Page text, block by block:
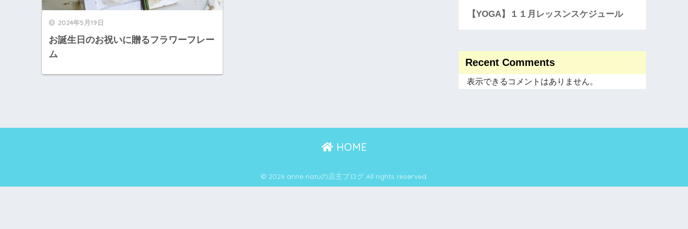
2024年5月19日
お誕生日のお祝いに贈るフラワーフレー
ム
【YOGA】１１月レッスンスケジュール
Recent Comments
表示できるコメントはありません。
HOME
© 2026 anne natuの店主ブログ All rights reserved.